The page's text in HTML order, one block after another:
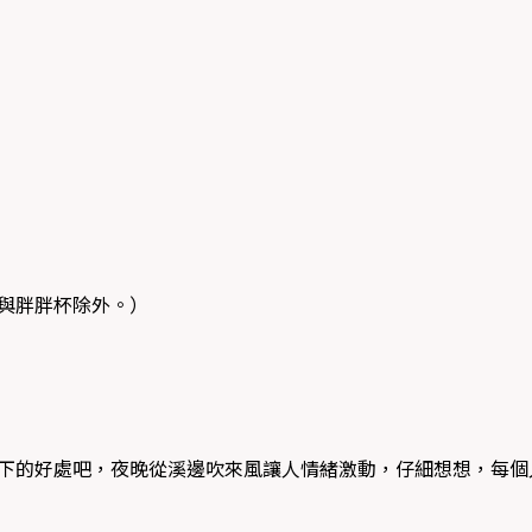
胖杯除外。）
好處吧，夜晚從溪邊吹來風讓人情緒激動，仔細想想，每